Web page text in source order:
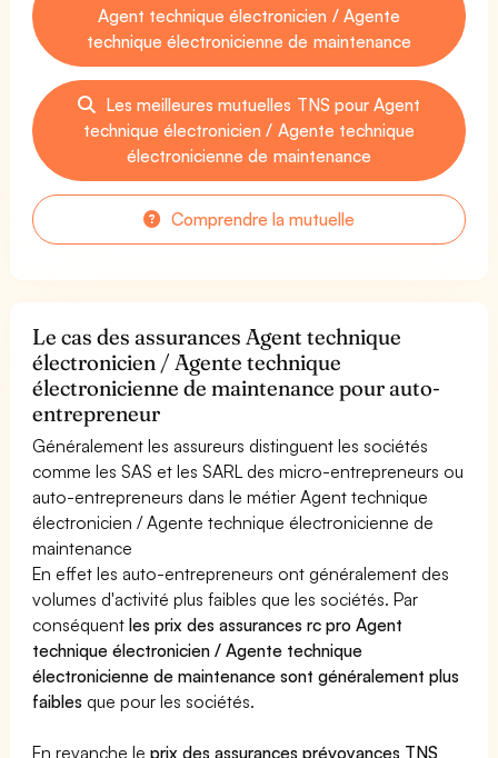
Agent technique électronicien / Agente
technique électronicienne de maintenance
Les meilleures mutuelles TNS pour Agent
technique électronicien / Agente technique
électronicienne de maintenance
Comprendre la mutuelle
Le cas des assurances Agent technique
électronicien / Agente technique
électronicienne de maintenance pour auto-
entrepreneur
Généralement les assureurs distinguent les sociétés
comme les SAS et les SARL des micro-entrepreneurs ou
auto-entrepreneurs dans le métier Agent technique
électronicien / Agente technique électronicienne de
maintenance
En effet les auto-entrepreneurs ont généralement des
volumes d'activité plus faibles que les sociétés. Par
conséquentles prix des assurances rc pro Agent
technique électronicien / Agente technique
électronicienne de maintenance sont généralement plus
faibles que pour les sociétés.
En revanche leprix des assurances prévoyances TNS